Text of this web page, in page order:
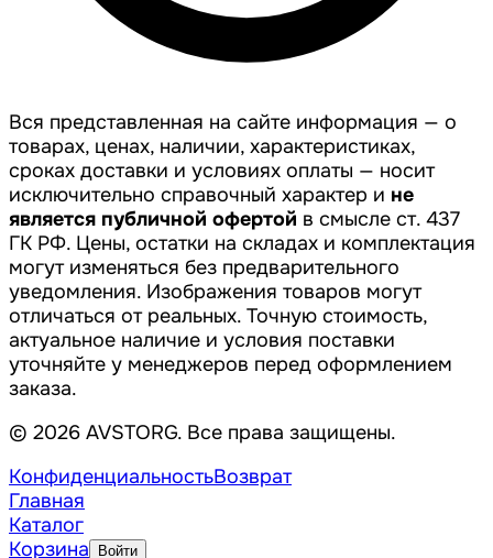
Вся представленная на сайте информация — о
товарах, ценах, наличии, характеристиках,
сроках доставки и условиях оплаты — носит
исключительно справочный характер и не
является публичной офертой в смысле ст. 437
ГК РФ. Цены, остатки на складах и комплектация
могут изменяться без предварительного
уведомления. Изображения товаров могут
отличаться от реальных. Точную стоимость,
актуальное наличие и условия поставки
уточняйте у менеджеров перед оформлением
заказа.
© 2026 AVSTORG. Все права защищены.
КонфиденциальностьВозврат
Главная
Каталог
Корзина
Войти